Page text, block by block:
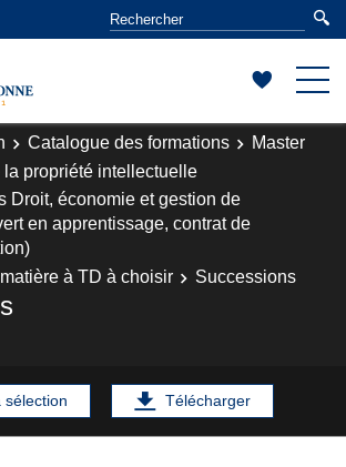
Catalogue des formations
Master
la propriété intellectuelle
Droit, économie et gestion de
en apprentissage, contrat de
à TD à choisir Successions
sélection Télécharger